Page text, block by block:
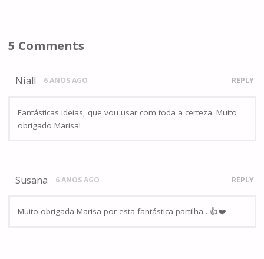
5 Comments
Niall 6 ANOS AGO REPLY
Fantásticas ideias, que vou usar com toda a certeza. Muito
obrigado Marisa!
Susana 6 ANOS AGO REPLY
Muito obrigada Marisa por esta fantástica partilha…👍❤️